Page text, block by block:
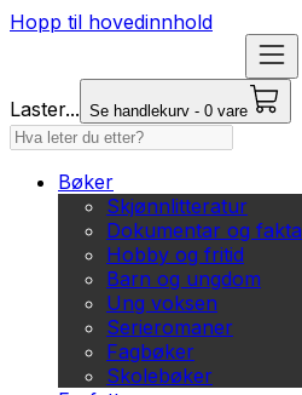
Hopp til hovedinnhold
Laster... Se handlekurv - 0 vare
Bøker
Skjønnlitteratur
Dokumentar og fakta
Hobby og fritid
Barn og ungdom
Ung voksen
Serieromaner
Fagbøker
Skolebøker